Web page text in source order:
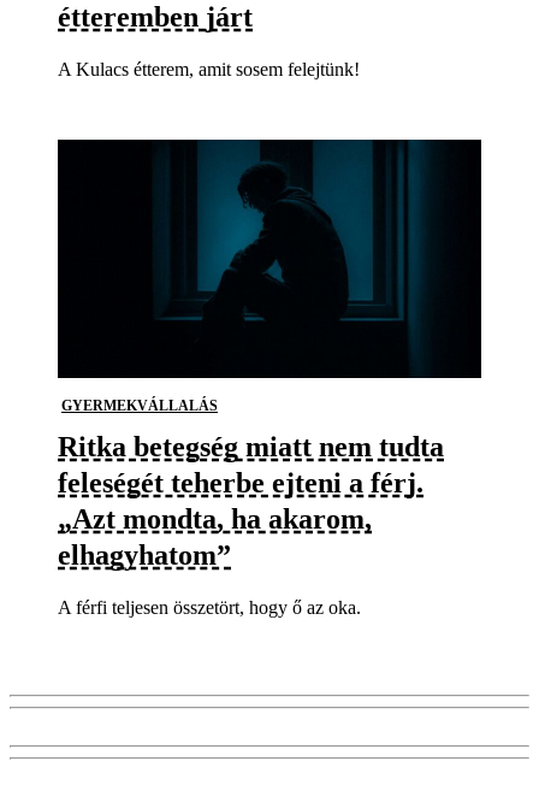
étteremben járt
A Kulacs étterem, amit sosem felejtünk!
GYERMEKVÁLLALÁS
Ritka betegség miatt nem tudta
feleségét teherbe ejteni a férj.
„Azt mondta, ha akarom,
elhagyhatom”
A férfi teljesen összetört, hogy ő az oka.